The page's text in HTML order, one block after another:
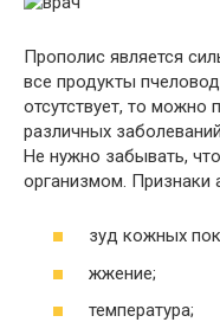
Прополис является
все продукты
отсутствует, то можно
различных
Не нужно забывать,
организмом. Признаки
зуд кожных
жжение;
температура;